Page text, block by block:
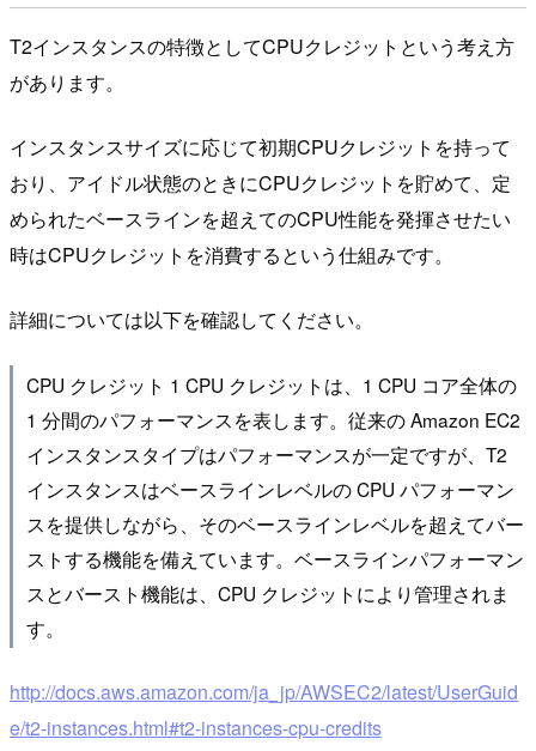
T2インスタンスの特徴としてCPUクレジットという考え方
があります。
インスタンスサイズに応じて初期CPUクレジットを持って
おり、アイドル状態のときにCPUクレジットを貯めて、定
められたベースラインを超えてのCPU性能を発揮させたい
時はCPUクレジットを消費するという仕組みです。
詳細については以下を確認してください。
CPU クレジット 1 CPU クレジットは、1 CPU コア全体の
1 分間のパフォーマンスを表します。従来の Amazon EC2
インスタンスタイプはパフォーマンスが一定ですが、T2
インスタンスはベースラインレベルの CPU パフォーマン
スを提供しながら、そのベースラインレベルを超えてバー
ストする機能を備えています。ベースラインパフォーマン
スとバースト機能は、CPU クレジットにより管理されま
す。
http://docs.aws.amazon.com/ja_jp/AWSEC2/latest/UserGuid
e/t2-instances.html#t2-instances-cpu-credits